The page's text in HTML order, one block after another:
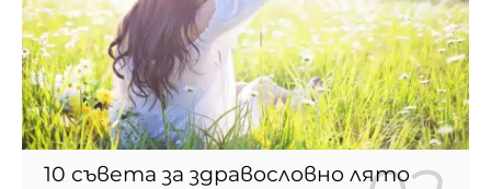
10 съвета за здравословно лято